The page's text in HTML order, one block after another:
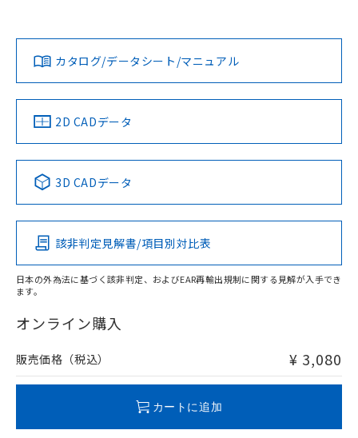
対応済み
中国 RoHS 注意事項・凡例
Pb Hg Cd Cr(VI)
O
在庫等で未対応品が混在する可能性があります。
問い合わせください。
LR型式承認
（イギリス
船舶規格）
DNV型式承認
（ノルウェー
BV型式承認
（フランス
KR型式
（韓国
No No No No
この製品の規格認証/適合状況ページへ
その他の認証はこちらのページからご検索ください
カタログ/データシート/マニュアル
2D CADデータ
3D CADデータ
該非判定見解書/項目別対比表
日本の外為法に基づく該非判定、およびEAR再輸出規制に関する見解が入手でき
ます。
オンライン購入
販売価格（税込） ¥ 3,080
カートに追加
の共同利用に関して"
の「1.共同利
用者の範囲」に記載されている法人を
指します。
るもので、過去に遡って非含有を証明する
ものではありません。
また、RoHS指令のフタル酸エステル類４
物質の対応では、対応完了までの期間は出
していることから、特段のことがない限
り、2022年1月12日より割愛しておりま
す。